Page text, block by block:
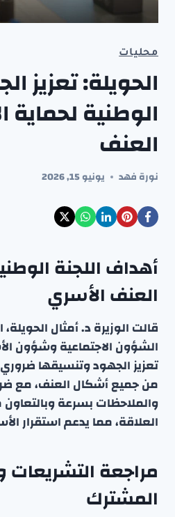
محليات
الحويلة: تعزيز
الوطنية
العنف
نورة فهد يونيو 15, 2026
أهداف اللجنة
العنف الأسري
قالت الوزيرة د. أمثال
الشؤون الاجتماعية وشؤون
تعزيز الجهود وتنسيقها ضروري
من جميع أشكال العنف، مع
والملاحظات بسرعة
العلاقة، مما يدعم استقرار
مراجعة التشريعات
المشترك